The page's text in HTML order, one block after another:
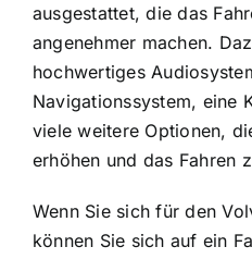
ausgestattet, die das
angenehmer machen.
hochwertiges
Navigationssystem, eine
viele weitere Optionen,
erhöhen und das Fahren
Wenn Sie sich für den
können Sie sich auf ein